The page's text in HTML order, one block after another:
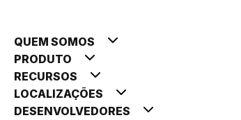
QUEM SOMOS
PRODUTO
RECURSOS
LOCALIZAÇÕES
DESENVOLVEDORES